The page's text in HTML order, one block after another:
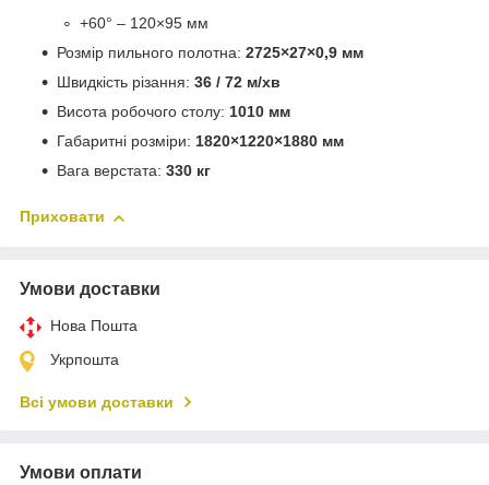
+60° – 120×95 мм
Розмір пильного полотна: 2725×27×0,9 мм
Швидкість різання: 36 / 72 м/хв
Висота робочого столу: 1010 мм
Габаритні розміри: 1820×1220×1880 мм
Вага верстата: 330 кг
Приховати
Умови доставки
Нова Пошта
Укрпошта
Всі умови доставки
Умови оплати